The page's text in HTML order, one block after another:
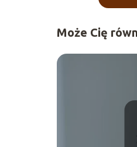
Może Cię